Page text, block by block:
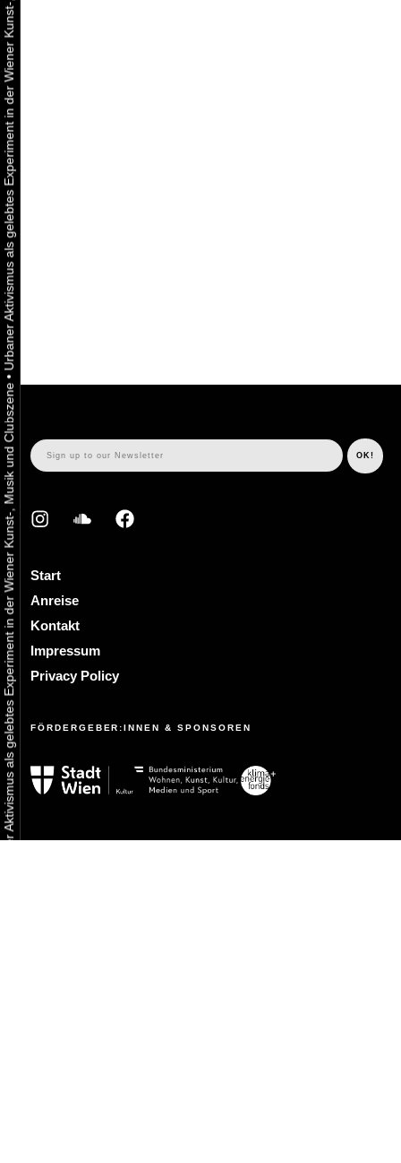
Urbaner Aktivismus als gelebtes Experiment in der Wiener Kunst-, Musik und Clubszene
•
Urbaner Aktivismus als gelebtes Experiment in der Wiener Kunst-, Musik und Clubszene
Start
Anreise
Kontakt
Impressum
Privacy Policy
FÖRDERGEBER:INNEN & SPONSOREN